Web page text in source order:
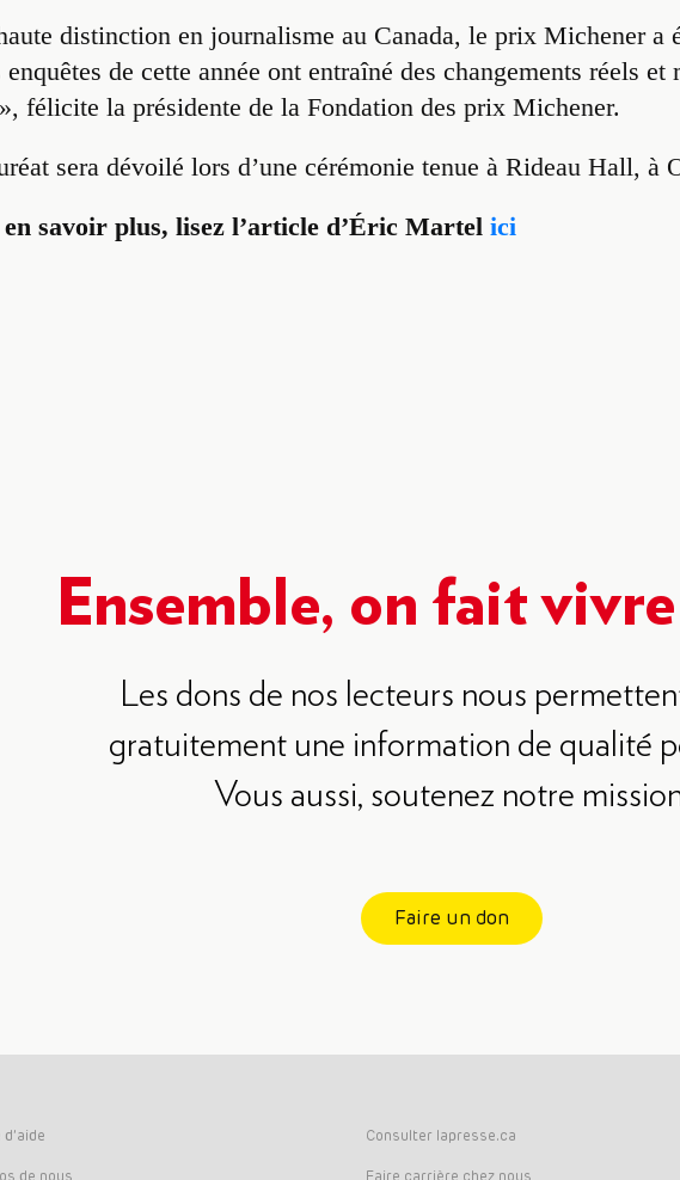
distinction en journalisme au Canada, le prix Michener a
enquêtes de cette année ont entraîné des changements réels et
félicite la présidente de la Fondation des prix Michener.
sera dévoilé lors d’une cérémonie tenue à Rideau Hall, à
savoir plus, lisez l’article d’Éric Martelici
Ensemble, on fait vivre
Les dons de nos lecteurs nous
gratuitement une information de qualité
Vous aussi, soutenez notre
Faire un don
Consulter lapresse.ca